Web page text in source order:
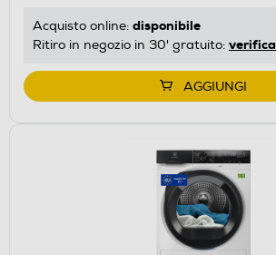
energetico
di
Youreko.
Acquisto online: disponibile
Ritiro in negozio in 30' gratuito: verifica
AGGIUNGI